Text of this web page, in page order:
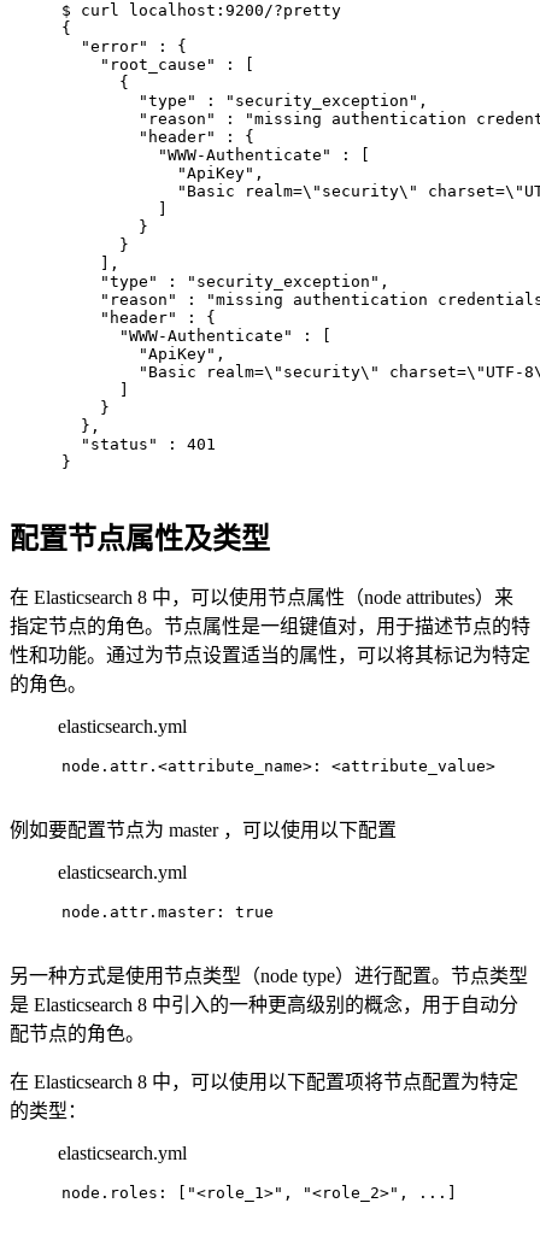
$ curl localhost:9200/?pretty
{
  "error" : {
    "root_cause" : [
      {
        "type" : "security_exception",
"reason" : "missing authentication
        "header" : {
          "WWW-Authenticate" : [
            "ApiKey",
"Basic realm=\"security\"
        }
      }
    ],
    "type" : "security_exception",
"reason" : "missing authentication
    "header" : {
      "WWW-Authenticate" : [
        "ApiKey",
"Basic realm=\"security\" charset=\"UTF-
    }
  },
  "status" : 401
}
配置节点属性及类型
在 Elasticsearch 8 中，可以使用节点属性（node attributes）来
指定节点的角色。节点属性是一组键值对，用于描述节点的特
性和功能。通过为节点设置适当的属性，可以将其标记为特定
的角色。
elasticsearch.yml
node.attr.<attribute_name>: <attribute_value>
例如要配置节点为 master ，可以使用以下配置
elasticsearch.yml
node.attr.master: true
另一种方式是使用节点类型（node type）进行配置。节点类型
是 Elasticsearch 8 中引入的一种更高级别的概念，用于自动分
配节点的角色。
在 Elasticsearch 8 中，可以使用以下配置项将节点配置为特定
的类型：
elasticsearch.yml
node.roles: ["<role_1>", "<role_2>", ...]